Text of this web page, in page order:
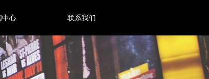
中心 联系我们